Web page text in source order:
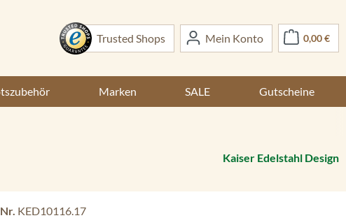
Trusted Shops Mein Konto 0,00 €
Marken SALE Gutscheine
Kaiser Edelstahl Design
KED10116.17